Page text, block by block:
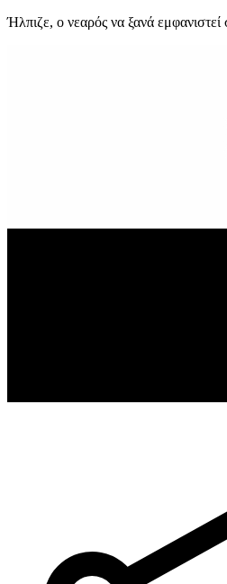
Ήλπιζε, ο νεαρός να ξανά εμφανιστεί